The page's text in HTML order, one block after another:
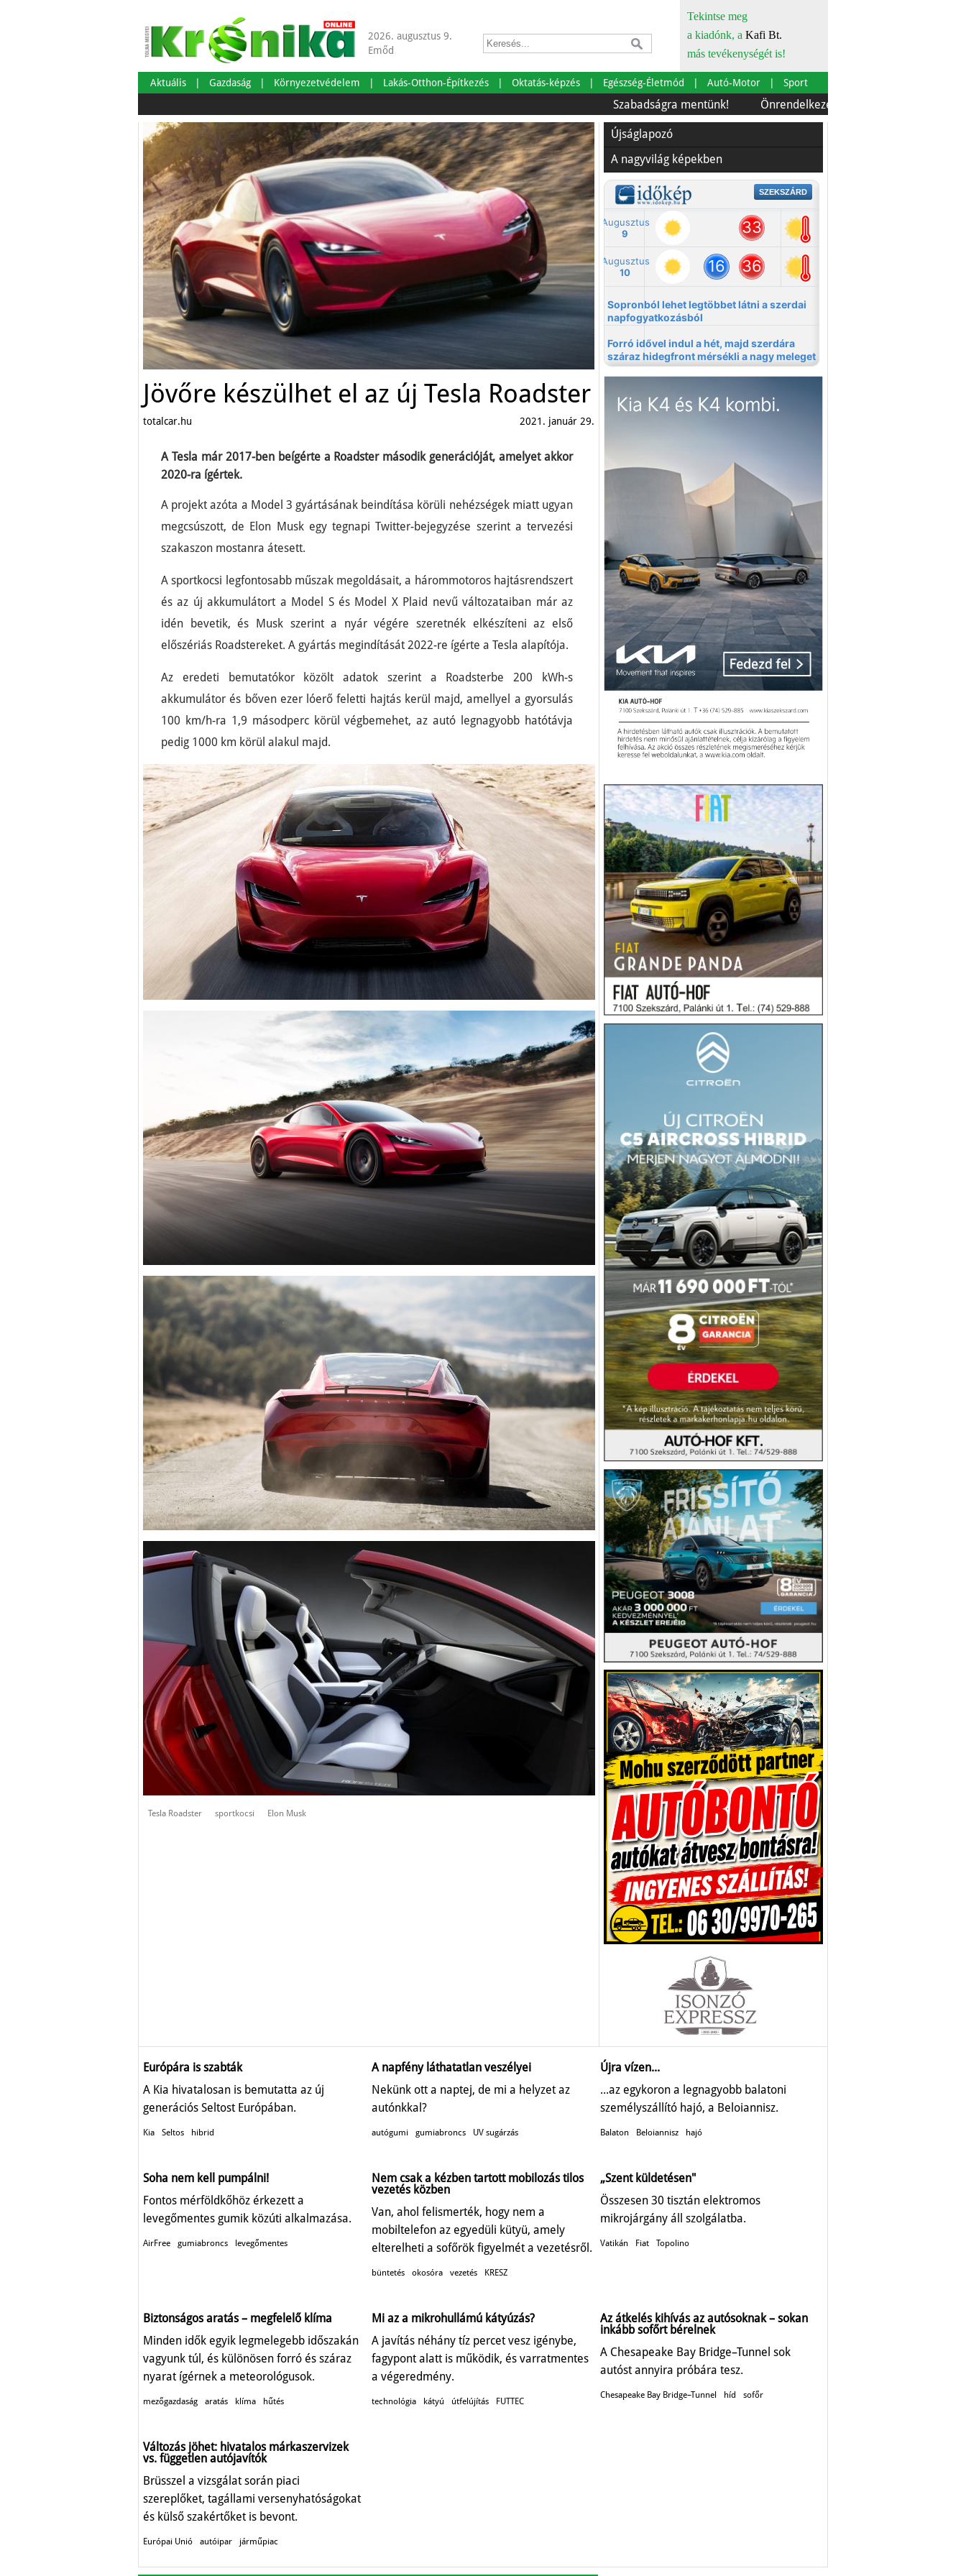
2026. augusztus 9.
Emőd
Tekintse meg
a kiadónk, a Kafi Bt.
más tevékenységét is!
Aktuális Gazdaság Környezetvédelem Lakás-Otthon-Építkezés Oktatás-képzés Egészség-Életmód Autó-Motor Sport
Szabadságra mentünk! Önrendelkezés és szürkebarát
Jövőre készülhet el az új Tesla Roadster
totalcar.hu 2021. január 29.
A Tesla már 2017-ben beígérte a Roadster második generációját, amelyet akkor
2020-ra ígértek.
A projekt azóta a Model 3 gyártásának beindítása körüli nehézségek miatt ugyan
megcsúszott, de Elon Musk egy tegnapi Twitter-bejegyzése szerint a tervezési
szakaszon mostanra átesett.
A sportkocsi legfontosabb műszak megoldásait, a hárommotoros hajtásrendszert
és az új akkumulátort a Model S és Model X Plaid nevű változataiban már az
idén bevetik, és Musk szerint a nyár végére szeretnék elkészíteni az első
előszériás Roadstereket. A gyártás megindítását 2022-re ígérte a Tesla alapítója.
Az eredeti bemutatókor közölt adatok szerint a Roadsterbe 200 kWh-s
akkumulátor és bőven ezer lóerő feletti hajtás kerül majd, amellyel a gyorsulás
100 km/h-ra 1,9 másodperc körül végbemehet, az autó legnagyobb hatótávja
pedig 1000 km körül alakul majd.
Tesla Roadster sportkocsi Elon Musk
Újságlapozó
A nagyvilág képekben
Európára is szabták
A Kia hivatalosan is bemutatta az új
generációs Seltost Európában.
Kia Seltos hibrid
A napfény láthatatlan veszélyei
Nekünk ott a naptej, de mi a helyzet az
autónkkal?
autógumi gumiabroncs UV sugárzás
Újra vízen...
...az egykoron a legnagyobb balatoni
személyszállító hajó, a Beloiannisz.
Balaton Beloiannisz hajó
Soha nem kell pumpálni!
Fontos mérföldkőhöz érkezett a
levegőmentes gumik közúti alkalmazása.
AirFree gumiabroncs levegőmentes
Nem csak a kézben tartott mobilozás tilos
vezetés közben
Van, ahol felismerték, hogy nem a
mobiltelefon az egyedüli kütyü, amely
elterelheti a sofőrök figyelmét a vezetésről.
büntetés okosóra vezetés KRESZ
„Szent küldetésen"
Összesen 30 tisztán elektromos
mikrojárgány áll szolgálatba.
Vatikán Fiat Topolino
Biztonságos aratás – megfelelő klíma
Minden idők egyik legmelegebb időszakán
vagyunk túl, és különösen forró és száraz
nyarat ígérnek a meteorológusok.
mezőgazdaság aratás klíma hűtés
Mi az a mikrohullámú kátyúzás?
A javítás néhány tíz percet vesz igénybe,
fagypont alatt is működik, és varratmentes
a végeredmény.
technológia kátyú útfelújítás FUTTEC
Az átkelés kihívás az autósoknak – sokan
inkább sofőrt bérelnek
A Chesapeake Bay Bridge–Tunnel sok
autóst annyira próbára tesz.
Chesapeake Bay Bridge–Tunnel híd sofőr
Változás jöhet: hivatalos márkaszervizek
vs. független autójavítók
Brüsszel a vizsgálat során piaci
szereplőket, tagállami versenyhatóságokat
és külső szakértőket is bevont.
Európai Unió autóipar járműpiac